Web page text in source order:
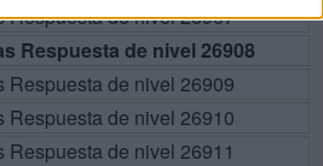
Respuesta de nivel 26907
Respuesta de nivel 26908
Respuesta de nivel 26909
Respuesta de nivel 26910
de nivel 26911